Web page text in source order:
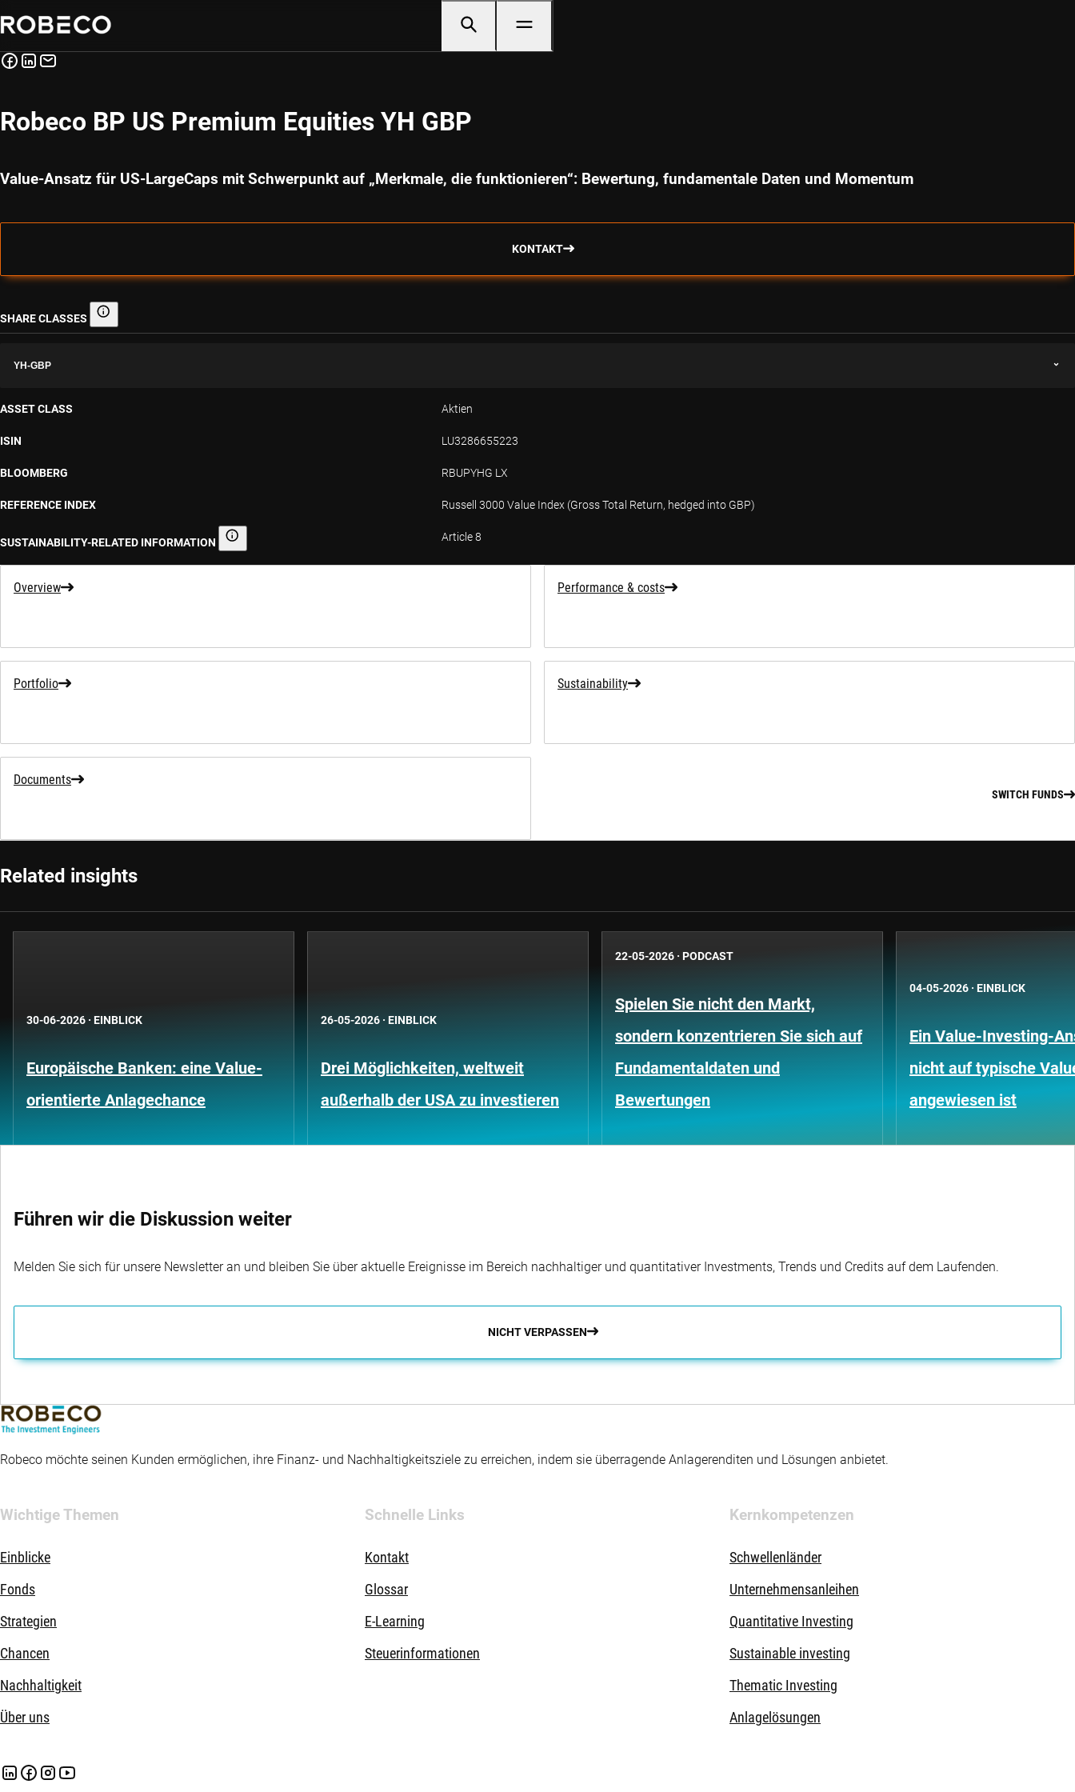
Robeco BP US Premium Equities YH GBP
Value-Ansatz für US-LargeCaps mit Schwerpunkt auf „Merkmale, die funktionieren“: Bewertung, fundamentale Daten und Momentum
KONTAKT
SHARE CLASSES Share classes
YH-GBP
ASSET CLASS Aktien
ISIN LU3286655223
BLOOMBERG RBUPYHG LX
REFERENCE INDEX Russell 3000 Value Index (Gross Total Return, hedged into GBP)
SUSTAINABILITY-RELATED INFORMATION Sustainability-related information Article 8
Overview Performance & costs
Portfolio Sustainability
Documents
SWITCH FUNDS
Related insights
30-06-2026 · EINBLICK
Europäische Banken: eine Value-
orientierte Anlagechance
26-05-2026 · EINBLICK
Drei Möglichkeiten, weltweit
außerhalb der USA zu investieren
22-05-2026 · PODCAST
Spielen Sie nicht den Markt,
sondern konzentrieren Sie sich auf
Fundamentaldaten und
Bewertungen
04-05-2026 · EINBLICK
Ein Value-Investing-
nicht auf typische
angewiesen ist
Führen wir die Diskussion weiter
Melden Sie sich für unsere Newsletter an und bleiben Sie über aktuelle Ereignisse im Bereich nachhaltiger und quantitativer Investments, Trends und Credits auf dem Laufenden.
NICHT VERPASSEN
Robeco möchte seinen Kunden ermöglichen, ihre Finanz- und Nachhaltigkeitsziele zu erreichen, indem sie überragende Anlagerenditen und Lösungen anbietet.
Wichtige Themen
Einblicke
Fonds
Strategien
Chancen
Nachhaltigkeit
Über uns
Schnelle Links
Kontakt
Glossar
E-Learning
Steuerinformationen
Kernkompetenzen
Schwellenländer
Unternehmensanleihen
Quantitative Investing
Sustainable investing
Thematic Investing
Anlagelösungen